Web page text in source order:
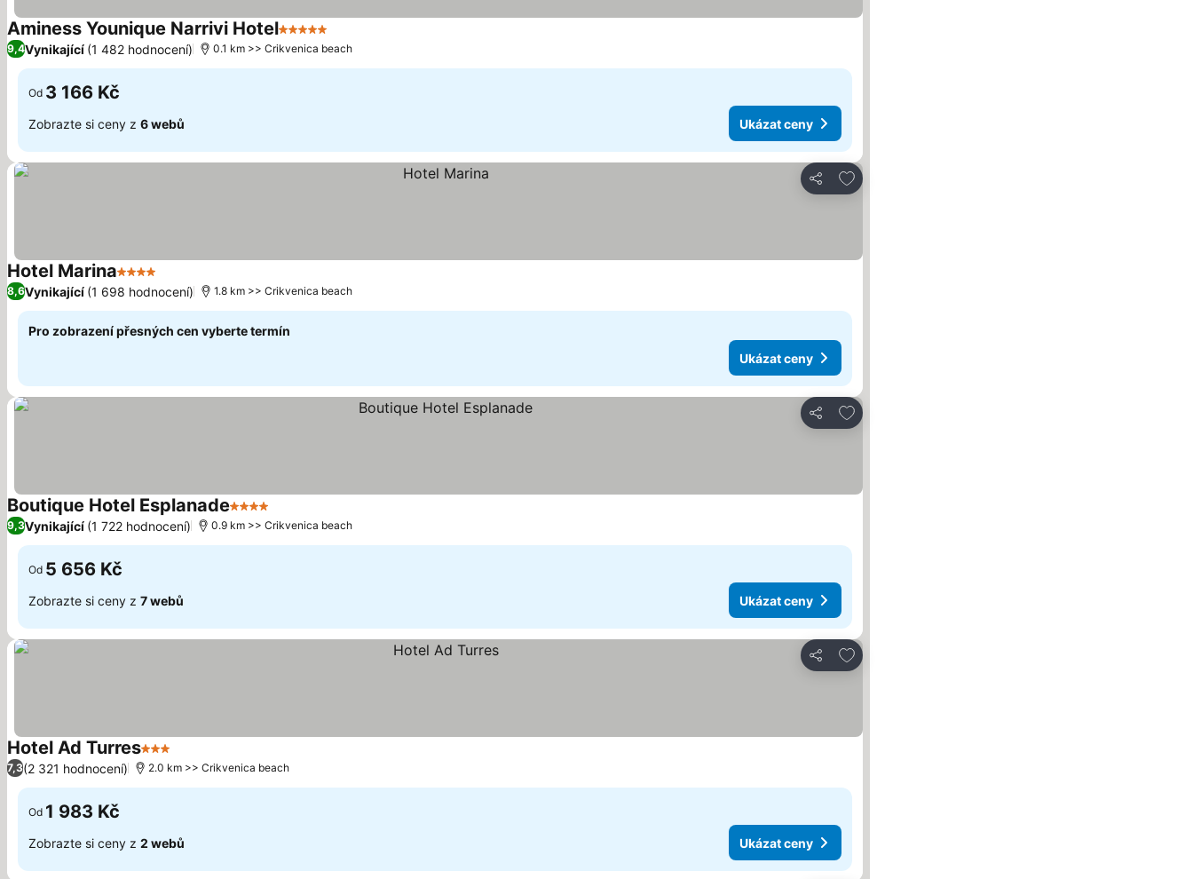
Aminess Younique Narrivi Hotel5 Počet hvězdiček
9,4Vynikající (1 482 hodnocení) 0.1 km >> Crikvenica beach
Od 3 166 Kč
Zobrazte si ceny z 6 webů Ukázat ceny
Sdílet
Přidat na seznam oblíbených hotelů
Hotel Marina4 Počet hvězdiček
8,6Vynikající (1 698 hodnocení) 1.8 km >> Crikvenica beach
Pro zobrazení přesných cen vyberte termín
Ukázat ceny
Sdílet
Přidat na seznam oblíbených hotelů
Boutique Hotel Esplanade4 Počet hvězdiček
9,3Vynikající (1 722 hodnocení) 0.9 km >> Crikvenica beach
Od 5 656 Kč
Zobrazte si ceny z 7 webů Ukázat ceny
Sdílet
Přidat na seznam oblíbených hotelů
Hotel Ad Turres3 Počet hvězdiček
7,3(2 321 hodnocení) 2.0 km >> Crikvenica beach
Od 1 983 Kč
Zobrazte si ceny z 2 webů Ukázat ceny